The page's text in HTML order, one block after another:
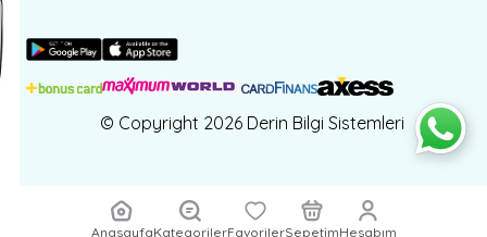
AnasayfaKategorilerFavorilerSepetimHesabım
© Copyright 2026 Derin Bilgi Sistemleri